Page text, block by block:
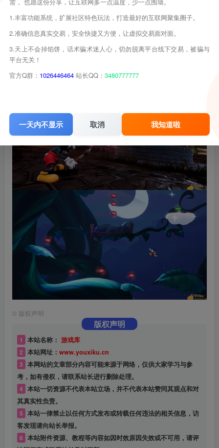
© 版权声明
版权声明
1 本站名称： 游戏库
2 本站网址： www.youxiku.cn
3 本网站的文章部分内容可能来源于网络，仅供大家学习与参
考，如有侵权，请联系站长进行删除处理。
4 本站一切资源不代表本站立场，并不代表本站赞同其观点和对
其真实性负责。
5 本站一律禁止以任何方式发布或转载任何违法的相关信息，访
客发现请向站长举报。
6 本站附件资源、教程等内容如因时效原因失效或不可用，请评
1.丰富功能系统，扩展社区特色玩法，打造最好的互联网聚集圈子。
2.准确信息真实交易，安全快捷又方便，让虚拟交易面对面。
3.天上不会掉馅饼，话术骗术迷人心，切勿脱离平台线下交易，被骗与
平台无关！
官方Q群： 1026446464 站长QQ： 3480777777
一天内不显示 取消 我知道啦